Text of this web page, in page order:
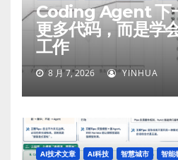
Coding Agent 下
更多代码，而是学
工作
8 月 7, 2026 YINHUA
AI技术文章 AI科技 智慧城市 智能